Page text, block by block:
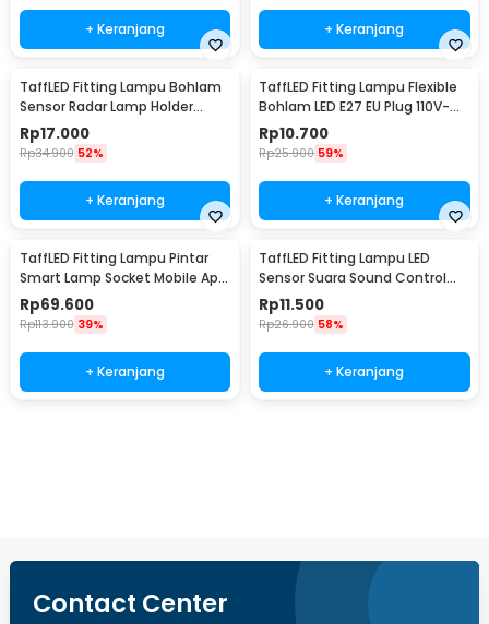
+ Keranjang + Keranjang
TaffLED Fitting Lampu Bohlam
Sensor Radar Lamp Holder
100W E27 - SP-100
Rp17.000
Rp34.900 52%
+ Keranjang
TaffLED Fitting Lampu Flexible
Bohlam LED E27 EU Plug 110V-
220V - HF-300
Rp10.700
Rp25.900 59%
+ Keranjang
TaffLED Fitting Lampu Pintar
Smart Lamp Socket Mobile App
E27 - DT-500
Rp69.600
Rp113.900 39%
+ Keranjang
TaffLED Fitting Lampu LED
Sensor Suara Sound Control
Socket E27 40W - SP-525
Rp11.500
Rp26.900 58%
+ Keranjang
Contact Center